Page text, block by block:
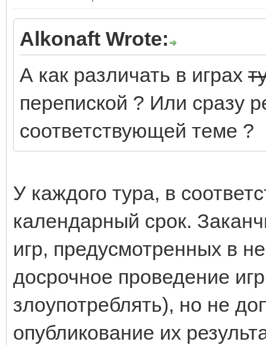
Alkonaft Wrote:
А как различать в играх
перепиской ? Или сразу
соответствующей теме ?
У каждого тура, в
календарный срок.
игр, предусмотренных в
досрочное проведение
злоупотреблять), но не
опубликование их